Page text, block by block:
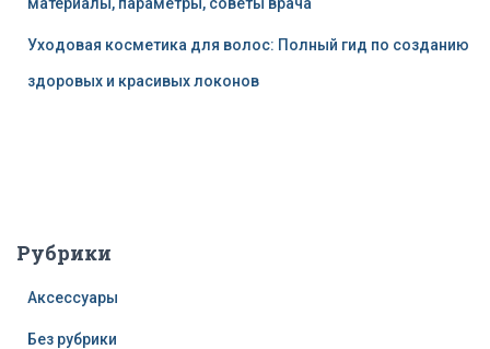
Уходовая косметика для волос: Полный гид по созданию
здоровых и красивых локонов
Рубрики
Аксессуары
Без рубрики